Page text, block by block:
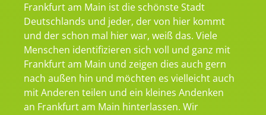
Frankfurt am Main ist die schönste Stadt
Deutschlands und jeder, der von hier kommt
und der schon mal hier war, weiß das. Viele
Menschen identifizieren sich voll und ganz mit
Frankfurt am Main und zeigen dies auch gern
nach außen hin und möchten es vielleicht auch
mit Anderen teilen und ein kleines Andenken
an Frankfurt am Main hinterlassen. Wir